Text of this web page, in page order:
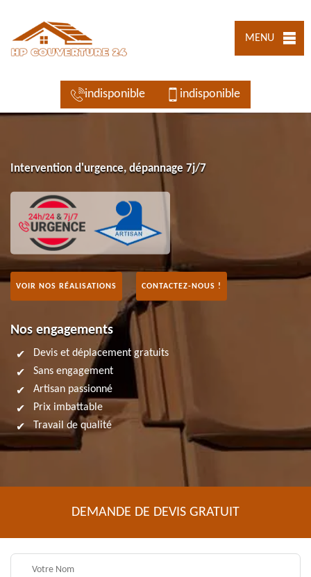
MENU
indisponible indisponible
Intervention d'urgence, dépannage 7j/7
VOIR NOS RÉALISATIONS CONTACTEZ-NOUS !
Nos engagements
Devis et déplacement gratuits
Sans engagement
Artisan passionné
Prix imbattable
Travail de qualité
DEMANDE DE DEVIS GRATUIT